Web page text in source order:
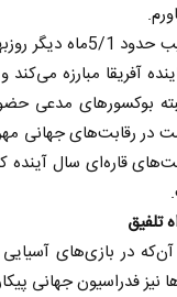
به این ترتیب
آفریقا مبارزه
بوکسورهای مدعی
در رقابت‌های جهانی
قاره‌ای سال‌ آینده
تلفیق
در بازی‌های آسیایی
نیز فدراسیون جهانی